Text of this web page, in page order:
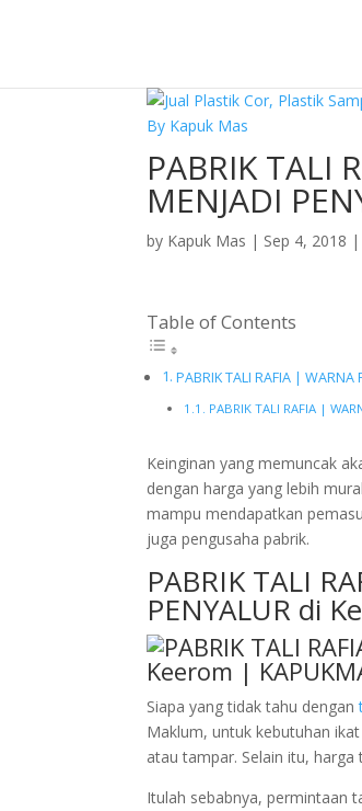
PABRIK TALI
MENJADI
by Kapuk Mas | Sep 4, 2018 |
Table of Contents
PABRIK TALI RAFIA |
PABRIK TALI RAFIA |
Keinginan yang memuncak
dengan harga yang lebih
mampu mendapatkan
juga pengusaha pabrik.
PABRIK TALI
PENYALUR di
Siapa yang tidak tahu dengan
Maklum, untuk kebutuhan
atau tampar. Selain itu,
Itulah sebabnya, permintaan